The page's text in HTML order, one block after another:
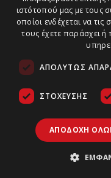
ιστότοπού μας με τους
οποίοι ενδέχεται να
τους έχετε παράσχει
ΑΠΟΛΎΤΩΣ
ΣΤΌΧΕΥΣΗΣ
ΑΠΟΔΟΧΉ